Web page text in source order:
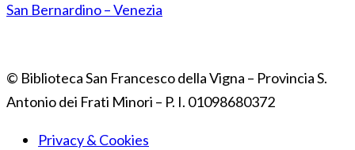
San Bernardino – Venezia
© Biblioteca San Francesco della Vigna – Provincia S.
Antonio dei Frati Minori – P. I. 01098680372
Privacy & Cookies